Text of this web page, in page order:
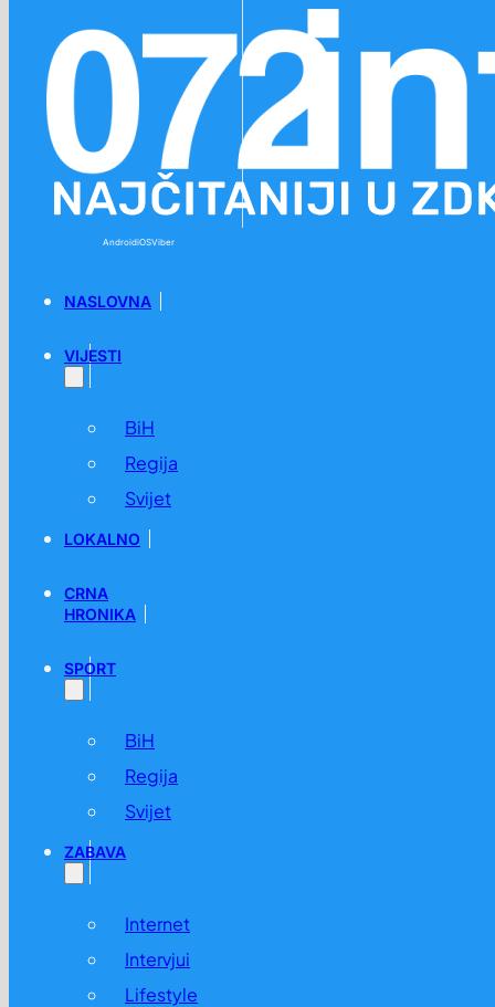
AndroidiOSViber
NASLOVNA
VIJESTI
BiH
Regija
Svijet
LOKALNO
CRNA
HRONIKA
SPORT
BiH
Regija
Svijet
ZABAVA
Internet
Intervjui
Lifestyle